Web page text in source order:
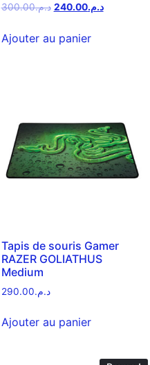
د.م.300.00 د.م.240.00
Ajouter au panier
Tapis de souris Gamer
RAZER GOLIATHUS
Medium
د.م.290.00
Ajouter au panier